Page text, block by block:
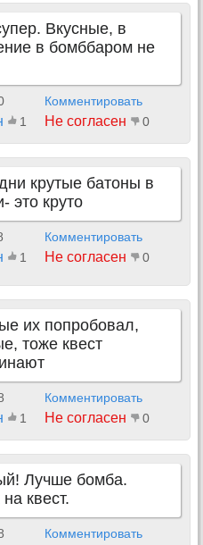
Вкусные, в
в бомббаром не
Комментировать
1 Не согласен 0
крутые батоны в
это круто
Комментировать
1 Не согласен 0
их попробовал,
тоже квест
Комментировать
1 Не согласен 0
Лучше бомба.
квест.
Комментировать